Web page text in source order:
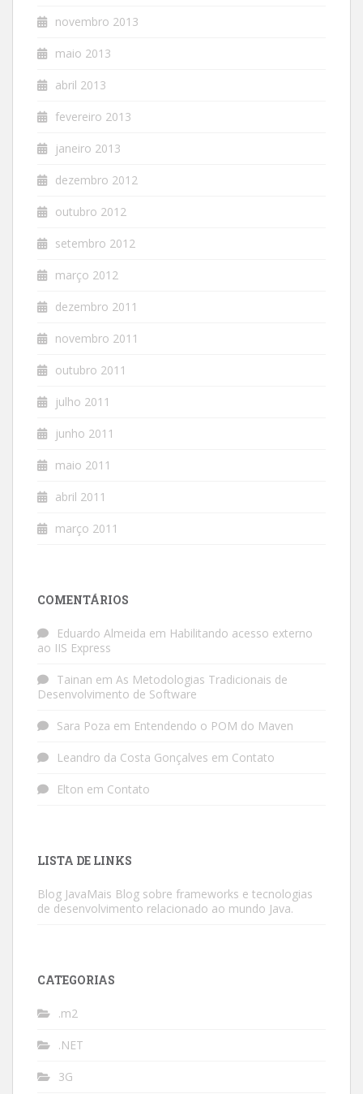
novembro 2013
maio 2013
abril 2013
fevereiro 2013
janeiro 2013
dezembro 2012
outubro 2012
setembro 2012
março 2012
dezembro 2011
novembro 2011
outubro 2011
julho 2011
junho 2011
maio 2011
abril 2011
março 2011
COMENTÁRIOS
Eduardo Almeida em Habilitando acesso externo
ao IIS Express
Tainan em As Metodologias Tradicionais de
Desenvolvimento de Software
Sara Poza em Entendendo o POM do Maven
Leandro da Costa Gonçalves em Contato
Elton em Contato
LISTA DE LINKS
Blog JavaMais Blog sobre frameworks e tecnologias
de desenvolvimento relacionado ao mundo Java.
CATEGORIAS
.m2
.NET
3G